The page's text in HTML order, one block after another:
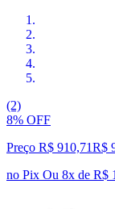
(2)
8% OFF
Preço R$ 910,71R$
no Pix Ou 8x de R$